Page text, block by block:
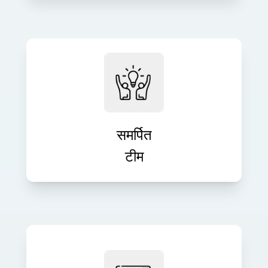
समर्पित
टीम
अपनी परियोजना की ज़रूरतों के अनुरूप समर्पित
डेवलपर्स के साथ अपनी तकनीकी टीम का
लचीले जुड़ाव मॉडल प्रदान करते हैं।